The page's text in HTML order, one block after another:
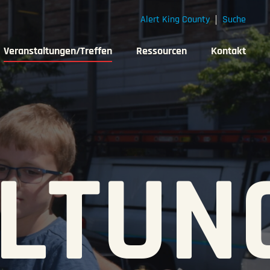
Veranstaltungen/Treffen Ressourcen Kontakt
Alert King County Suche